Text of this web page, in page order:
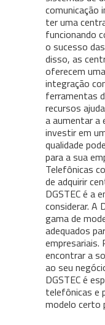
comunicação
ter uma
funcionando
o sucesso
disso, as
oferecem
integração
ferramentas
recursos
a aumentar a
investir em
qualidade
para a sua
Telefônicas
de adquirir
DGSTEC é a
considerar. A
gama de
adequados
encontrar a
ao seu
DGSTEC é
telefônicas e
modelo certo